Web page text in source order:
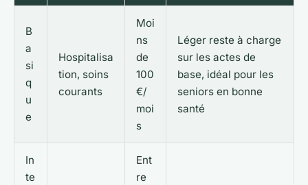
B
a
si
q
u
e
Hospitalisa
tion, soins
courants
Moi
ns
de
100
€/
moi
s
Léger reste à charge
sur les actes de
base, idéal pour les
seniors en bonne
santé
In
te
Ent
re